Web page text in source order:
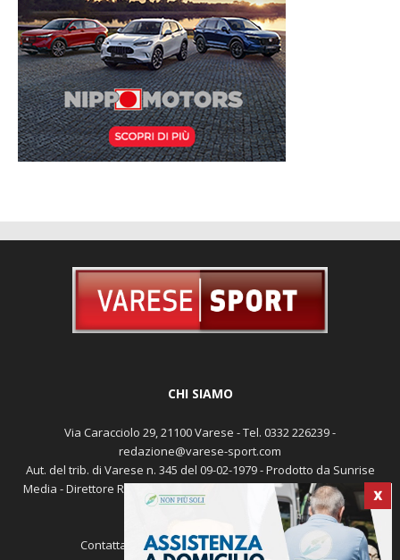
X
CHI SIAMO
Via Caracciolo 29, 21100 Varese - Tel. 0332 226239 -
redazione@varese-sport.com
Aut. del trib. di Varese n. 345 del 09-02-1979 - Prodotto da Sunrise
Media - Direttore Responsabile: Michele Marocco -Cookie policy
Pubblicità
Contattaci: redazione@varese-sport.com